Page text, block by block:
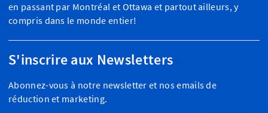
en passant par Montréal et Ottawa et partout ailleurs, y
compris dans le monde entier!
S'inscrire aux Newsletters
Abonnez-vous à notre newsletter et nos emails de
réduction et marketing.